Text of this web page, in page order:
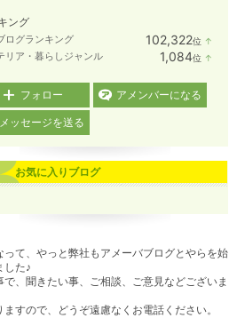
ング
ログランキング 102,322位 ↑
リア・暮らしジャンル 1,084位 ↑
フォロー アメンバーになる
メッセージを送る
お気に入りブログ
って、やっと弊社もアメーバブログとやらを始
した♪
で、聞きたい事、ご相談、ご意見などございま
ますので、どうぞ遠慮なくお電話ください。